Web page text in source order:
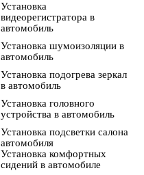
Установка
видеорегистратора в
автомобиль
Установка шумоизоляции в
автомобиль
Установка подогрева зеркал
в автомобиль
Установка головного
устройства в автомобиль
Установка подсветки салона
автомобиля
Установка комфортных
сидений в автомобиле